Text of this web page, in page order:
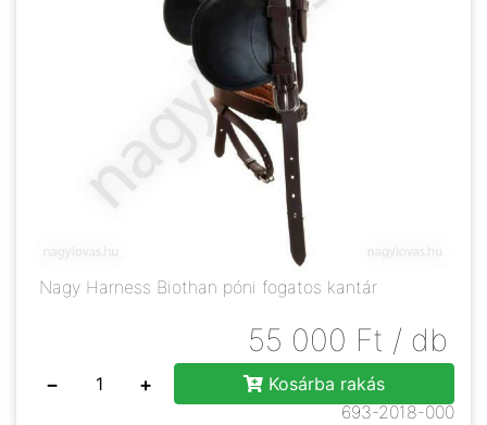
Nagy Harness Biothan póni fogatos kantár
55 000 Ft / db
− +
Kosárba rakás
693-2018-000